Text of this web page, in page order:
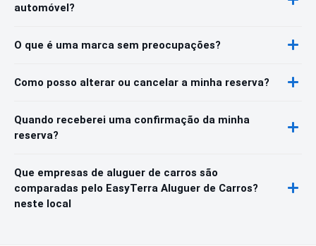
automóvel?
O que é uma marca sem preocupações?
Como posso alterar ou cancelar a minha reserva?
Quando receberei uma confirmação da minha
reserva?
Que empresas de aluguer de carros são
comparadas pelo EasyTerra Aluguer de Carros?
neste local